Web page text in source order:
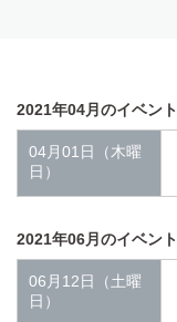
2021年04月のイベント
04月01日（木曜
日）
2021年06月のイベント
06月12日（土曜
日）